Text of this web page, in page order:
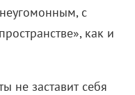
с
как и
не заставит себя